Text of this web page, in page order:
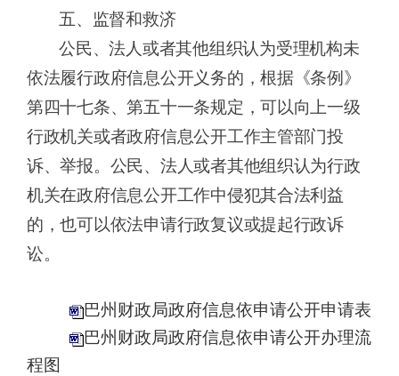
五、
监督和救济
公民、法人或者其他组织认为受理机构未
依法履行政府信息公开义务的，根据《条例》
第四十七条、第五十一条规定，可以向上一级
行政机关或者政府信息公开工作主管部门投
诉、举报。公民、法人或者其他组织认为行政
机关在政府信息公开工作中侵犯其合法利益
的，也可以依法申请行政复议或提起行政诉
讼。
巴州财政局政府信息依申请公开申请表
巴州财政局政府信息依申请公开办理流
程图